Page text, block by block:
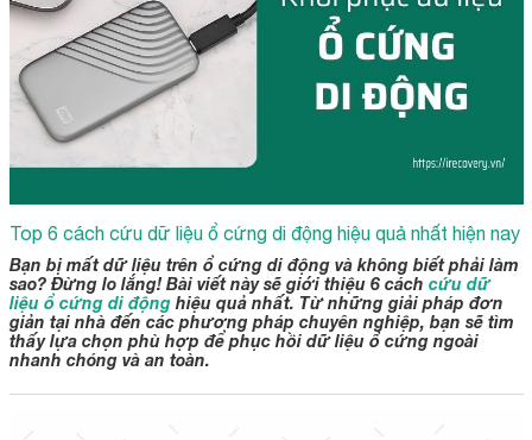
Top 6 cách cứu dữ liệu ổ cứng di động hiệu quả nhất hiện nay
Bạn bị mất dữ liệu trên ổ cứng di động và không biết phải làm
sao? Đừng lo lắng! Bài viết này sẽ giới thiệu 6 cách cứu dữ
liệu ổ cứng di độnghiệu quả nhất. Từ những giải pháp đơn
giản tại nhà đến các phương pháp chuyên nghiệp, bạn sẽ tìm
thấy lựa chọn phù hợp để phục hồi dữ liệu ổ cứng ngoài
nhanh chóng và an toàn.